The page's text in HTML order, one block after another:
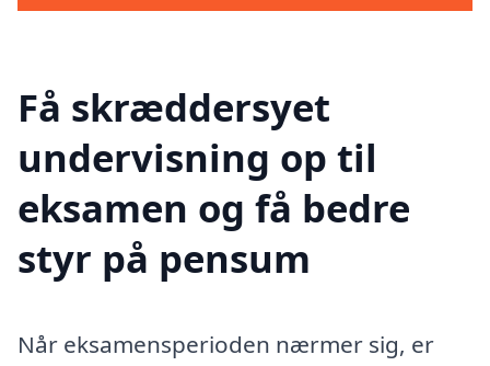
Få skræddersyet
undervisning op til
eksamen og få bedre
styr på pensum
Når eksamensperioden nærmer sig, er